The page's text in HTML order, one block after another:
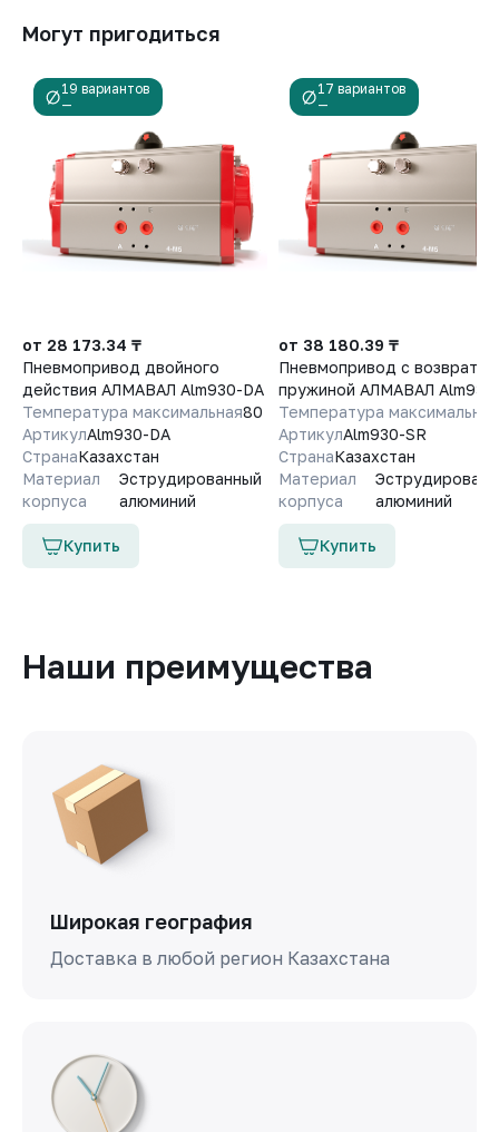
переводите деньги со счета на счет, оплачивайте покупки
и выполняйте другие банковские операции.
Гарантийный срок на запасные части к оборудованию
Могут пригодиться
19 вариантов
—
от 28 173.34 ₸
Пневмопривод двойного
действия АЛМАВАЛ Alm930-DA
Температура максимальная80
АртикулAlm930-DA
СтранаКазахстан
Материал
корпуса
Эструдированный
алюминий
Купить
17 вариантов
—
от 38 180.39 ₸
Пневмопривод с
пружиной АЛМАВАЛ
Температура максимальная
АртикулAlm930-SR
СтранаКазахстан
Материал
корпуса
алюминий
Купить
Наши преимущества
Широкая география
Доставка в любой регион Казахстана